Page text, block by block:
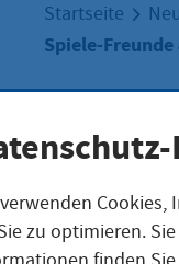
Startseite
Spiele-
zu optimieren.